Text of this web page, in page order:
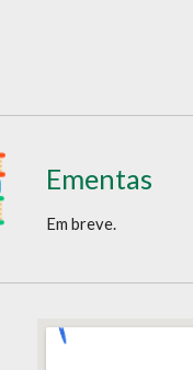
Ementas
Em breve.